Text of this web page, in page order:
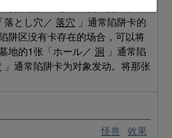
落とし穴／ 落穴 」通常陷阱卡的
阱区没有卡存在的场合，可以将
地的1张「ホール／ 洞 」通常陷
」通常陷阱卡为对象发动。将那张
怪兽 效果